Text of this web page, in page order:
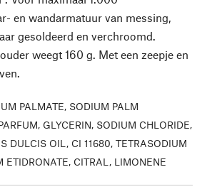
en wandarmatuur van messing,
gesoldeerd en verchroomd.
weegt 160 g. Met een zeepje en
PALMATE, SODIUM PALM
GLYCERIN, SODIUM CHLORIDE,
DULCIS OIL, CI 11680, TETRASODIUM
ETIDRONATE, CITRAL, LIMONENE